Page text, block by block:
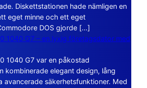
Diskettstationen hade nämligen en
eget minne och ett eget
DOS gjorde […]
1040 G7 – en lyxig företagsdator med
1040 G7 var en påkostad
kombinerade elegant design, lång
avancerade säkerhetsfunktioner. Med